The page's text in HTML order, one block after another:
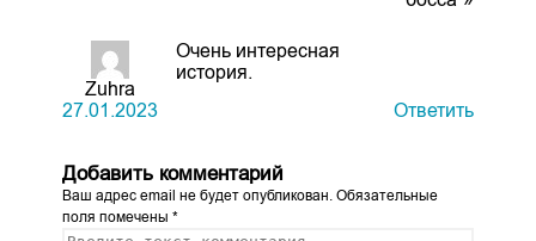
Zuhra
27.01.2023
Очень интересная
история.
Ответить
Добавить комментарий
Ваш адрес email не будет опубликован.Обязательные
поля помечены *